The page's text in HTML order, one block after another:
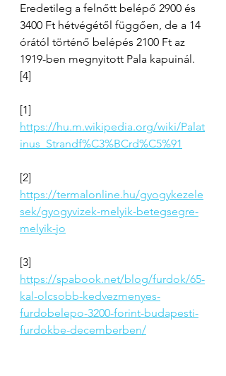
Eredetileg a felnőtt belépő 2900 és
3400 Ft hétvégétől függően, de a 14
órától történő belépés 2100 Ft az
1919-ben megnyitott Pala kapuinál.
[4]
[1]
https://hu.m.wikipedia.org/wiki/Palat
inus_Strandf%C3%BCrd%C5%91
[2]
https://termalonline.hu/gyogykezele
sek/gyogyvizek-melyik-betegsegre-
melyik-jo
[3]
https://spabook.net/blog/furdok/65-
kal-olcsobb-kedvezmenyes-
furdobelepo-3200-forint-budapesti-
furdokbe-decemberben/